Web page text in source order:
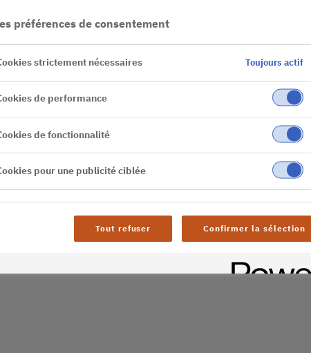
difficulties. Try
préférences de consentement
strictement nécessaires Toujours actif
de performance
de fonctionnalité
pour une publicité ciblée
Tout refuser Confirmer la sélection